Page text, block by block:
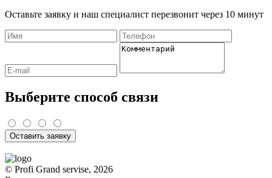
Оставьте заявку и наш специалист перезвонит через 10 минут
Выберите способ связи
Оставить заявку
© Profi Grand servise, 2026